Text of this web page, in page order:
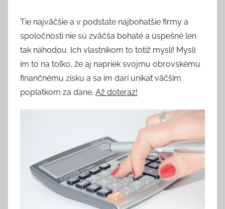
Tie najväčšie a v podstate najbohatšie firmy a
spoločnosti nie sú zväčša bohaté a úspešné len
tak náhodou. Ich vlastníkom to totiž myslí! Myslí
im to na toľko, že aj napriek svojmu obrovskému
finančnému zisku a sa im darí unikať väčším
poplatkom za dane. Až doteraz!